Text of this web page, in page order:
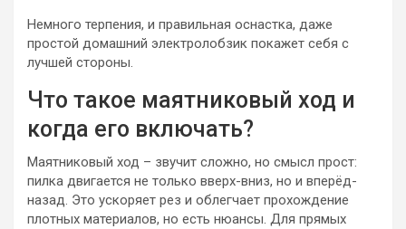
Немного терпения, и правильная оснастка, даже
простой домашний электролобзик покажет себя с
лучшей стороны.
Что такое маятниковый ход и
когда его включать?
Маятниковый ход – звучит сложно, но смысл прост:
пилка двигается не только вверх-вниз, но и вперёд-
назад. Это ускоряет рез и облегчает прохождение
плотных материалов, но есть нюансы. Для прямых